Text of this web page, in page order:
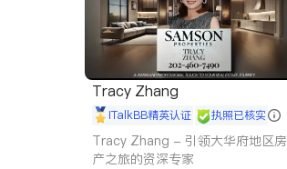
Tracy Zhang
iTalkBB精英认证 执照已核实
Tracy Zhang - 引领大华府地区房
产之旅的资深专家